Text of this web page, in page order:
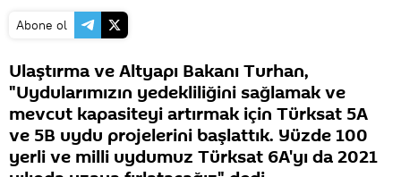
Abone ol
Ulaştırma ve Altyapı Bakanı Turhan,
"Uydularımızın yedekliliğini sağlamak ve
mevcut kapasiteyi artırmak için Türksat 5A
ve 5B uydu projelerini başlattık. Yüzde 100
yerli ve milli uydumuz Türksat 6A'yı da 2021